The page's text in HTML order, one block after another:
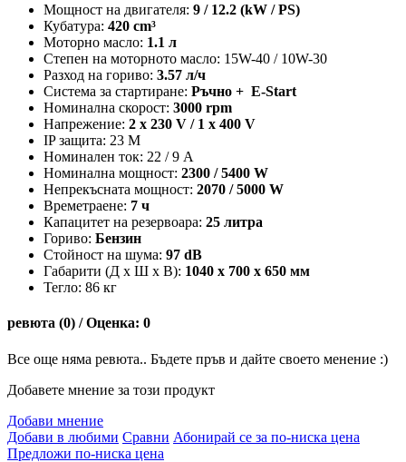
Мощност на двигателя: 9 / 12.2 (kW / PS)
Кубатура: 420 cm³
Моторно масло: 1.1 л
Степен на моторното масло: 15W-40 / 10W-30
Разход на гориво: 3.57 л/ч
Система за стартиране: Ръчно + E-Start
Номинална скорост: 3000 rpm
Напрежение: 2 x 230 V / 1 x 400 V
IP защита: 23 M
Номинален ток: 22 / 9 A
Номинална мощност: 2300 / 5400 W
Непрекъсната мощност: 2070 / 5000 W
Времетраене: 7 ч
Капацитет на резервоара: 25 литра
Гориво: Бензин
Стойност на шума: 97 dB
Габарити (Д х Ш х В): 1040 х 700 х 650 мм
Тегло: 86 кг
ревюта (0) / Оценка: 0
Все още няма ревюта.. Бъдете пръв и дайте своето менение :)
Добавете мнение за този продукт
Добави мнение
Добави в любими Сравни Абонирай се за по-ниска цена
Предложи по-ниска цена